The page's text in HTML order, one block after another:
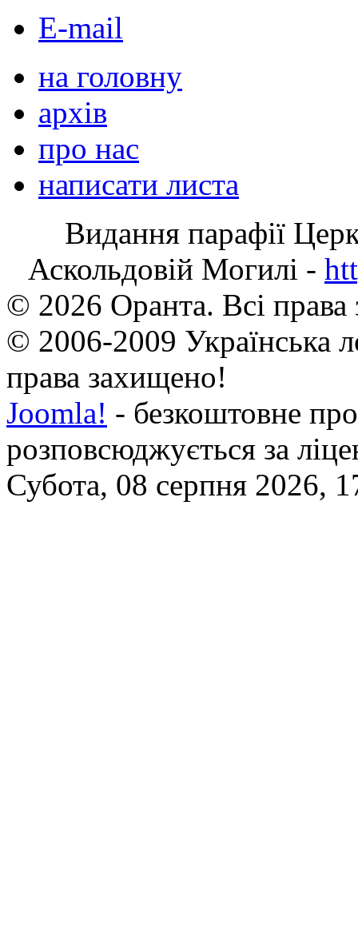
E-mail
на головну
архів
про нас
написати листа
Видання парафії
Аскольдовій Могилі -
© 2026 Оранта. Всі
© 2006-2009 Українська
права захищено!
Joomla! - безкоштовне
розповсюджується за
Субота, 08 серпня 2026,